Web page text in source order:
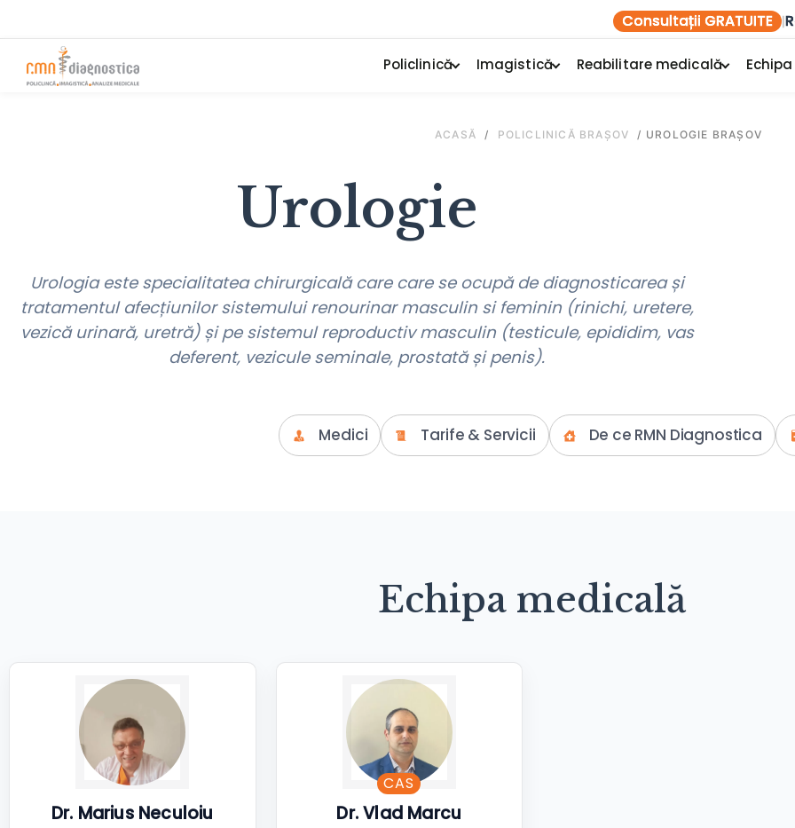
Consultații GRATUITE |
Policlinică Imagistică Reabilitare medicală Echipa
ACASĂ / POLICLINICĂ BRAȘOV / UROLOGIE BRAȘOV
Urologie
Urologia este specialitatea chirurgicală care care se ocupă de diagnosticarea și
tratamentul afecțiunilor sistemului renourinar masculin si feminin (rinichi, uretere,
vezică urinară, uretră) și pe sistemul reproductiv masculin (testicule, epididim, vas
deferent, vezicule seminale, prostată și penis).
Medici Tarife & Servicii De ce RMN Diagnostica
Echipa medicală
Dr. Marius Neculoiu
CAS
Dr. Vlad Marcu